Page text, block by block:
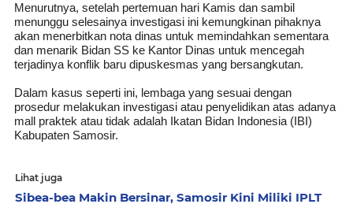
Menurutnya, setelah pertemuan hari Kamis dan sambil
menunggu selesainya investigasi ini kemungkinan pihaknya
akan menerbitkan nota dinas untuk memindahkan sementara
dan menarik Bidan SS ke Kantor Dinas untuk mencegah
terjadinya konflik baru dipuskesmas yang bersangkutan.
Dalam kasus seperti ini, lembaga yang sesuai dengan
prosedur melakukan investigasi atau penyelidikan atas adanya
mall praktek atau tidak adalah Ikatan Bidan Indonesia (IBI)
Kabupaten Samosir.
Lihat juga
Sibea-bea Makin Bersinar, Samosir Kini Miliki IPLT